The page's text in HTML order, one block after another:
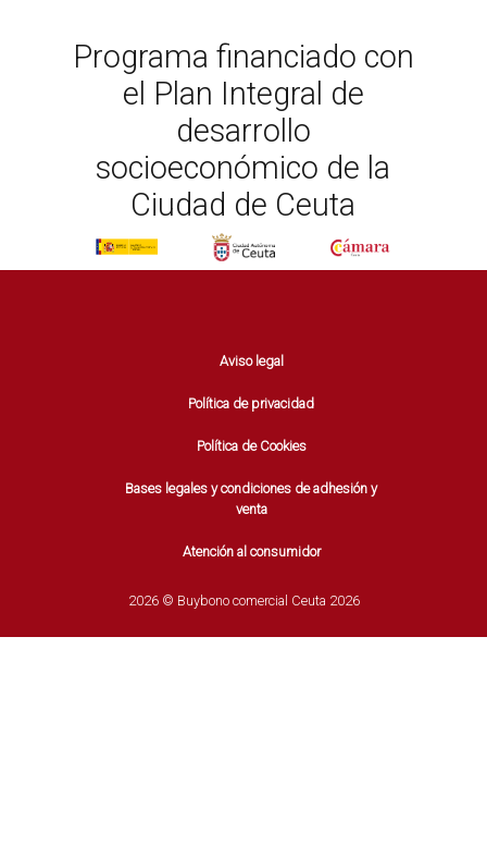
Programa financiado con
el Plan Integral de
desarrollo
socioeconómico de la
Ciudad de Ceuta
Aviso legal
Política de privacidad
Política de Cookies
Bases legales y condiciones de adhesión y
venta
Atención al consumidor
2026 © Buybono comercial Ceuta 2026